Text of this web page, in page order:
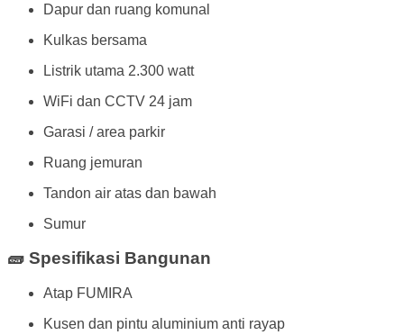
Dapur dan ruang komunal
Kulkas bersama
Listrik utama 2.300 watt
WiFi dan CCTV 24 jam
Garasi / area parkir
Ruang jemuran
Tandon air atas dan bawah
Sumur
🧱 Spesifikasi Bangunan
Atap FUMIRA
Kusen dan pintu aluminium anti rayap